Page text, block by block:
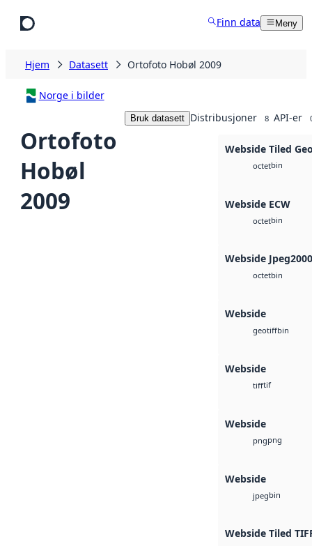
Finn data Meny
Hjem Datasett Ortofoto Hobøl 2009
Norge i bilder
Ortofoto
Hobøl
2009
Bruk datasett Distribusjoner 8 API-er
Webside Tiled
octetbin
Webside ECW
octetbin
Webside Jpeg2000
octetbin
Webside
geotiffbin
Webside
tifftif
Webside
pngpng
Webside
jpegbin
Webside Tiled